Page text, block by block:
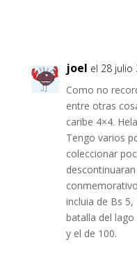
joel el 28 julio
Como no
entre otras
caribe 4×4.
Tengo varios
coleccionar
incluia de Bs
batalla del
y el de 100.